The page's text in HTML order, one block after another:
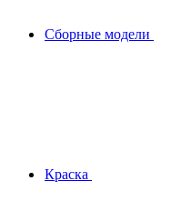
Сборные модели
Краска